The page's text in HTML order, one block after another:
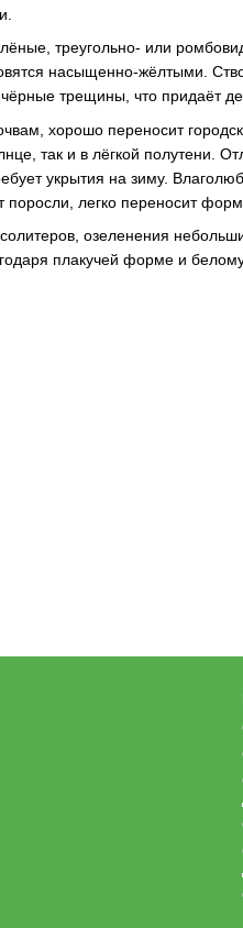
треугольно- или
насыщенно-жёлтыми.
трещины, что придаёт
хорошо переносит
так и в лёгкой полутени.
укрытия на зиму.
поросли, легко переносит
озеленения
плакучей форме и